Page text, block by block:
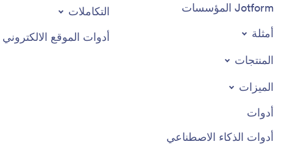
Jotform المؤسسات
أمثلة
المنتجات
الميزات
أدوات
أدوات الذكاء الاصطناعي
التكاملات
أدوات الموقع الالكتروني